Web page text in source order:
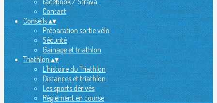
Contact
Conseils▴▾
Préparation sortie vélo
Sécurité
Gainage et triathlon
Triathlon▴▾
L'histoire du Triathlon
Distances et triathlon
Les sports dérivés
Règlement en course